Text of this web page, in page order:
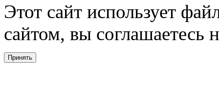
Этот сайт использует
сайтом, вы соглашаетесь
Принять